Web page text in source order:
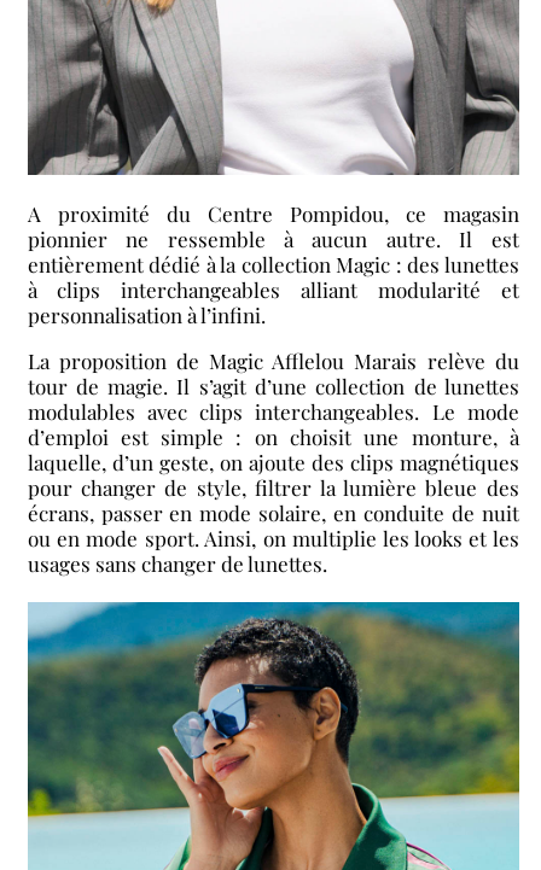
A proximité du Centre Pompidou, ce magasin
pionnier ne ressemble à aucun autre. Il est
entièrement dédié à la collection Magic : des lunettes
à clips interchangeables alliant modularité et
personnalisation à l’infini.
La proposition de Magic Afflelou Marais relève du
tour de magie. Il s’agit d’une collection de lunettes
modulables avec clips interchangeables. Le mode
d’emploi est simple : on choisit une monture, à
laquelle, d’un geste, on ajoute des clips magnétiques
pour changer de style, filtrer la lumière bleue des
écrans, passer en mode solaire, en conduite de nuit
ou en mode sport. Ainsi, on multiplie les looks et les
usages sans changer de lunettes.